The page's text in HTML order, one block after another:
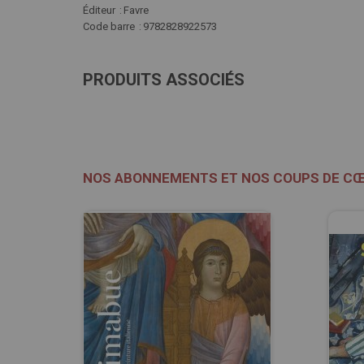
Éditeur
Favre
Code barre
9782828922573
PRODUITS ASSOCIÉS
NOS ABONNEMENTS ET NOS COUPS DE